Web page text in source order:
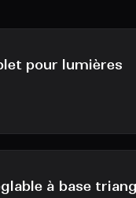
pour lumières
à base